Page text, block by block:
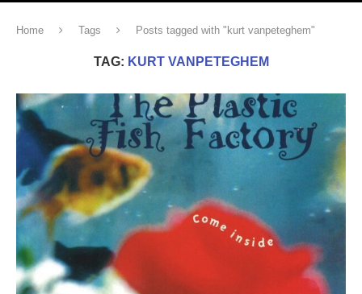
Home Tags Posts tagged with "kurt vanpeteghem"
TAG: KURT VANPETEGHEM